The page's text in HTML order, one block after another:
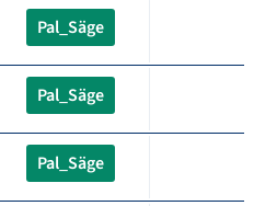
Pal_Säge
Pal_Säge
Pal_Säge